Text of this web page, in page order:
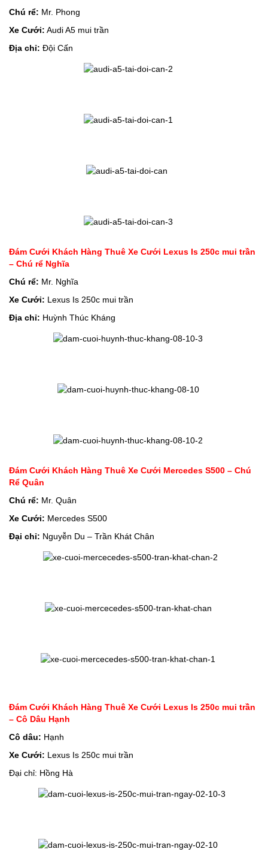
Chú rể: Mr. Phong
Xe Cưới: Audi A5 mui trần
Địa chỉ: Đội Cấn
Đám Cưới Khách Hàng Thuê Xe Cưới Lexus Is 250c mui trần
– Chú rể Nghĩa
Chú rể: Mr. Nghĩa
Xe Cưới: Lexus Is 250c mui trần
Địa chỉ: Huỳnh Thúc Kháng
Đám Cưới Khách Hàng Thuê Xe Cưới Mercedes S500 – Chú
Rể Quân
Chú rể: Mr. Quân
Xe Cưới: Mercedes S500
Đại chỉ: Nguyễn Du – Trần Khát Chân
Đám Cưới Khách Hàng Thuê Xe Cưới Lexus Is 250c mui trần
– Cô Dâu Hạnh
Cô dâu: Hạnh
Xe Cưới: Lexus Is 250c mui trần
Đại chỉ: Hồng Hà